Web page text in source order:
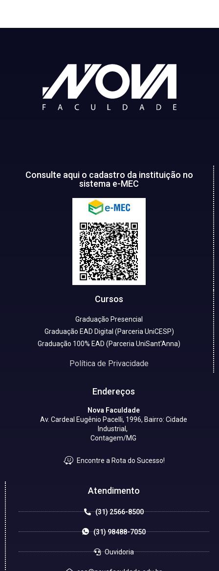
Consulte aqui o cadastro da instituição no
sistema e-MEC
Cursos
Graduação Presencial
Graduação EAD Digital (Parceria UniCESP)
Graduação 100% EAD (Parceria UniSant'Anna)
Política de Privacidade
Endereços
Nova Faculdade
Av. Cardeal Eugênio Pacelli, 1996, Bairro: Cidade
Industrial,
Contagem/MG
Encontre a Rota do Sucesso!
Atendimento
(31) 2566-8500
(31) 98488-7050
Ouvidoria